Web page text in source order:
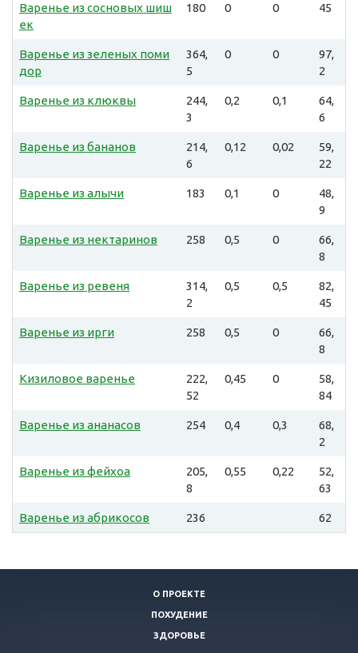
Варенье из сосновых шиш
ек
180 0 0 45
Варенье из зеленых поми
дор
364,
5
0 0
97,
2
Варенье из клюквы
244,
3
0,2 0,1
64,
6
Варенье из бананов
214,
6
0,12 0,02
59,
22
Варенье из алычи 183 0,1 0
48,
9
Варенье из нектаринов 258 0,5 0
66,
8
Варенье из ревеня
314,
2
0,5 0,5
82,
45
Варенье из ирги 258 0,5 0
66,
8
Кизиловое варенье
222,
52
0,45 0
58,
84
Варенье из ананасов 254 0,4 0,3
68,
2
Варенье из фейхоа
205,
8
0,55 0,22
52,
63
Варенье из абрикосов 236 62
О ПРОЕКТЕ
ПОХУДЕНИЕ
ЗДОРОВЬЕ